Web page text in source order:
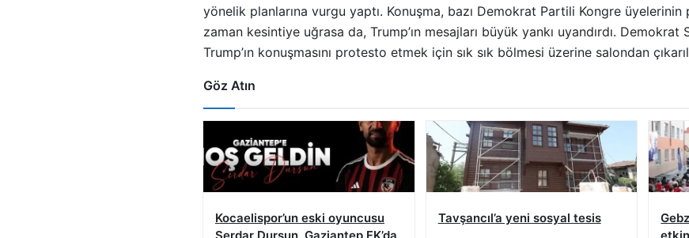
yönelik planlarına vurgu yaptı. Konuşma, bazı Demokrat Partili Kongre
zaman kesintiye uğrasa da, Trump’ın mesajları büyük yankı uyandırdı.
Trump’ın konuşmasını protesto etmek için sık sık bölmesi üzerine salondan
Göz Atın
Kocaelispor’un eski oyuncusu
Tavşancıl’a yeni sosyal tesis